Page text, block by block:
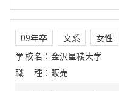
09年卒 文系
女性
学校名 ： 金沢星稜大学
職種 ： 販売